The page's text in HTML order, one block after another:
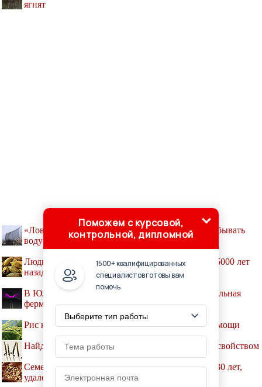
ягнят
«Ловушки для туманов» помогают фермерам добывать
воду
Люди начали использовать плоды дерева какао 5000 лет
назад
В Южной Корее работает первая в мире вертикальная
ферма в тоннеле
Рис научили клонироваться без посторонней помощи
Найдены гибриды пшеницы и пырея с ценным свойством
Семена, которые пролежали в вечной мерзлоте 30 лет,
удалось прорастить
Поможем с курсовой,
контрольной, дипломной
1500+ квалифицированных
специалистов готовы вам
помочь